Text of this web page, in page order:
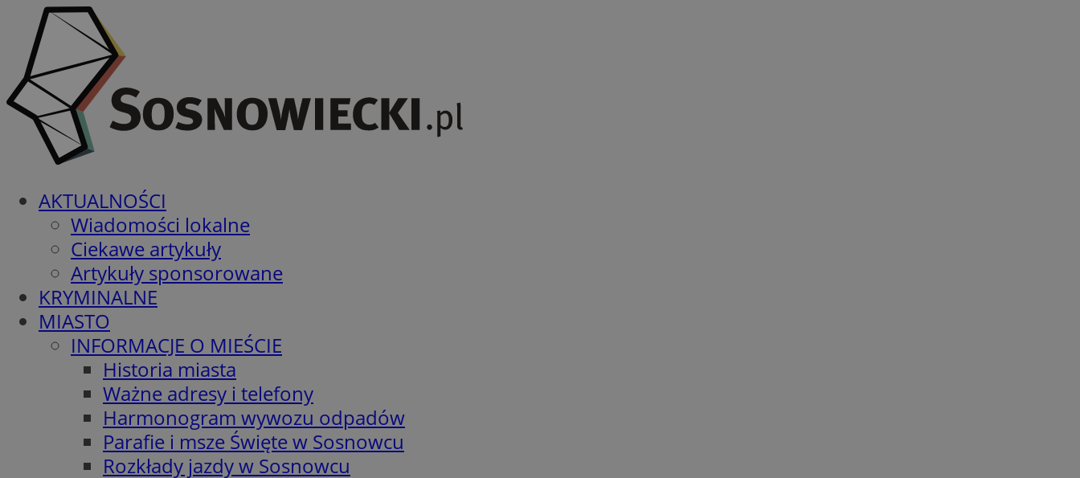
AKTUALNOŚCI
Wiadomości lokalne
Ciekawe artykuły
Artykuły sponsorowane
KRYMINALNE
MIASTO
INFORMACJE O MIEŚCIE
Historia miasta
Ważne adresy i telefony
Harmonogram wywozu odpadów
Parafie i msze Święte w Sosnowcu
Rozkłady jazdy w Sosnowcu